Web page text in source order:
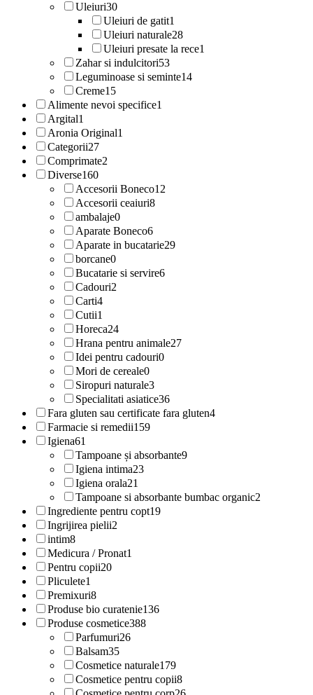
Uleiuri30
Uleiuri de gatit1
Uleiuri naturale28
Uleiuri presate la rece1
Zahar si indulcitori53
Leguminoase si seminte14
Creme15
Alimente nevoi specifice1
Argital1
Aronia Original1
Categorii27
Comprimate2
Diverse160
Accesorii Boneco12
Accesorii ceaiuri8
ambalaje0
Aparate Boneco6
Aparate in bucatarie29
borcane0
Bucatarie si servire6
Cadouri2
Carti4
Cutii1
Horeca24
Hrana pentru animale27
Idei pentru cadouri0
Mori de cereale0
Siropuri naturale3
Specialitati asiatice36
Fara gluten sau certificate fara gluten4
Farmacie si remedii159
Igiena61
Tampoane și absorbante9
Igiena intima23
Igiena orala21
Tampoane si absorbante bumbac organic2
Ingrediente pentru copt19
Ingrijirea pielii2
intim8
Medicura / Pronat1
Pentru copii20
Pliculete1
Premixuri8
Produse bio curatenie136
Produse cosmetice388
Parfumuri26
Balsam35
Cosmetice naturale179
Cosmetice pentru copii8